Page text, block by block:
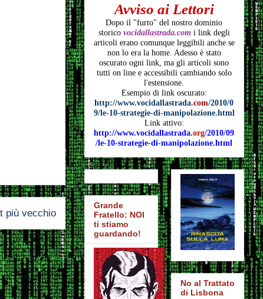
più vecchio
Avviso ai Lettori
Dopo il "furto" del nostro dominio
storico vocidallastrada.comi link degli
articoli erano comunque leggibili anche se
non lo era la home. Adesso è stato
oscurato ogni link, ma gli articoli sono
tutti on line e accessibili cambiando solo
l'estensione.
Esempio di link oscurato:
http://www.vocidallastrada.com/2010/0
9/le-10-strategie-di-manipolazione.html
Link attivo:
http://www.vocidallastrada.org/2010/09
/le-10-strategie-di-manipolazione.html
Grande
Fratello: NOI
ti stiamo
guardando!
No al Trattato
di Lisbona